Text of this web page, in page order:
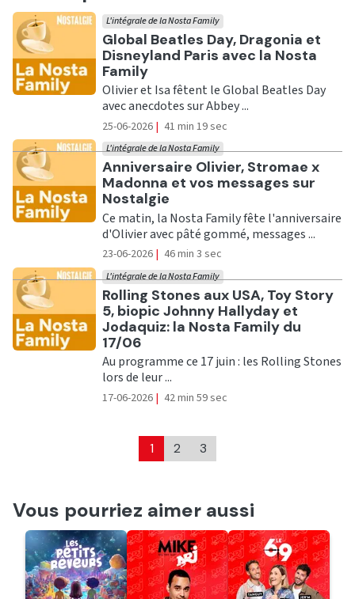
Ecouter
Global Beatles Day, Dragonia et
Disneyland Paris avec la Nosta
Family
L'intégrale de la Nosta Family
Olivier et Isa fêtent le Global Beatles Day
avec anecdotes sur Abbey ...
25-06-2026 | 41 min 19 sec
Ecouter
Anniversaire Olivier, Stromae x
Madonna et vos messages sur
Nostalgie
L'intégrale de la Nosta Family
Ce matin, la Nosta Family fête l'anniversaire
d'Olivier avec pâté gommé, messages ...
23-06-2026 | 46 min 3 sec
Ecouter
Rolling Stones aux USA, Toy Story
5, biopic Johnny Hallyday et
Jodaquiz: la Nosta Family du
17/06
L'intégrale de la Nosta Family
Au programme ce 17 juin : les Rolling Stones
lors de leur ...
17-06-2026 | 42 min 59 sec
1 2 3
Vous pourriez aimer aussi